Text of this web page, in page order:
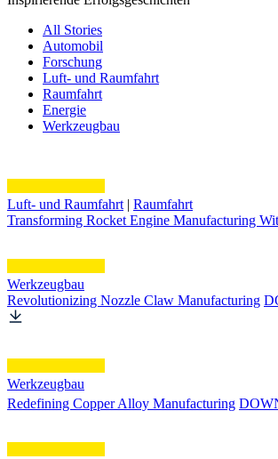
All Stories
Automobil
Forschung
Luft- und Raumfahrt
Raumfahrt
Energie
Werkzeugbau
Luft- und Raumfahrt | Raumfahrt
Transforming Rocket Engine Manufacturing
Werkzeugbau
Revolutionizing Nozzle Claw Manufacturing
Werkzeugbau
Redefining Copper Alloy Manufacturing